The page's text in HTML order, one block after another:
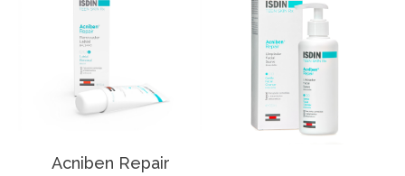
Acniben Repair